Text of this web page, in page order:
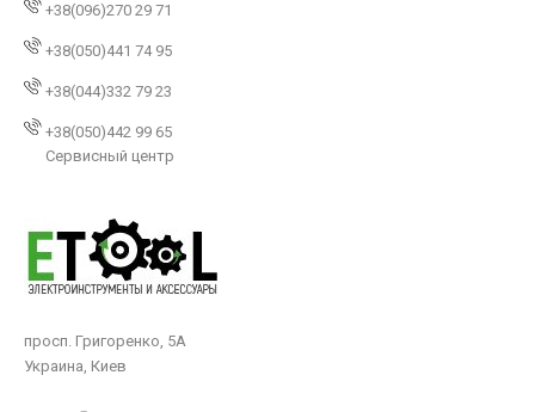
+38(096)270 29 71
+38(050)441 74 95
+38(044)332 79 23
+38(050)442 99 65
Сервисный центр
просп. Григоренко, 5А
Украина, Киев